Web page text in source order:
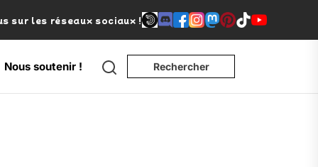
sur les réseaux sociaux !
Nous soutenir ! Search Rechercher